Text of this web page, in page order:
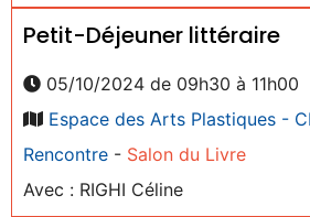
Petit-Déjeuner littéraire
05/10/2024 de 09h30 à 11h00
Espace des Arts Plastiques -
Rencontre - Salon du Livre
Avec : RIGHI Céline